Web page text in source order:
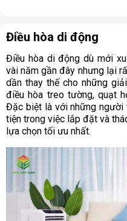
Điều hòa di động
Điều hòa di động dù mới
vài năm gần đây nhưng lại
dần thay thế cho những
điều hòa treo tường, quạt
Đặc biệt là với những người
tiện trong việc lắp đặt và
lựa chọn tối ưu nhất.